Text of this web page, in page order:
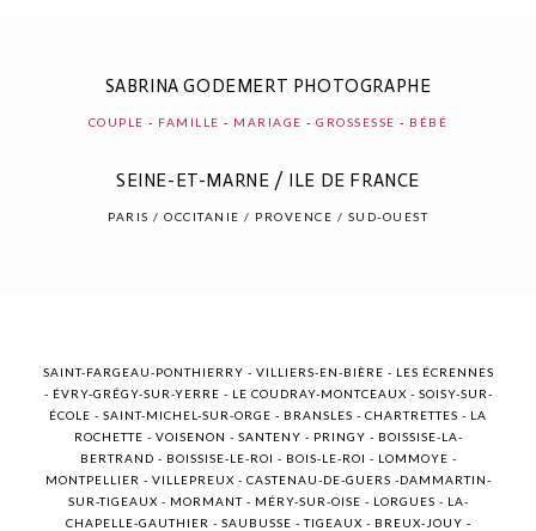
POST COMMENT
SABRINA GODEMERT PHOTOGRAPHE
COUPLE - FAMILLE - MARIAGE -GROSSESSE - BÉBÉ
SEINE-ET-MARNE / ILE DE FRANCE
PARIS / OCCITANIE / PROVENCE / SUD-OUEST
SAINT-FARGEAU-PONTHIERRY - VILLIERS-EN-BIÈRE - LES ÉCRENNES
- ÉVRY-GRÉGY-SUR-YERRE - LE COUDRAY-MONTCEAUX - SOISY-SUR-
ÉCOLE - SAINT-MICHEL-SUR-ORGE - BRANSLES - CHARTRETTES - LA
ROCHETTE - VOISENON - SANTENY - PRINGY - BOISSISE-LA-
BERTRAND - BOISSISE-LE-ROI - BOIS-LE-ROI - LOMMOYE -
MONTPELLIER - VILLEPREUX - CASTENAU-DE-GUERS -DAMMARTIN-
SUR-TIGEAUX - MORMANT - MÉRY-SUR-OISE - LORGUES - LA-
CHAPELLE-GAUTHIER - SAUBUSSE - TIGEAUX - BREUX-JOUY -